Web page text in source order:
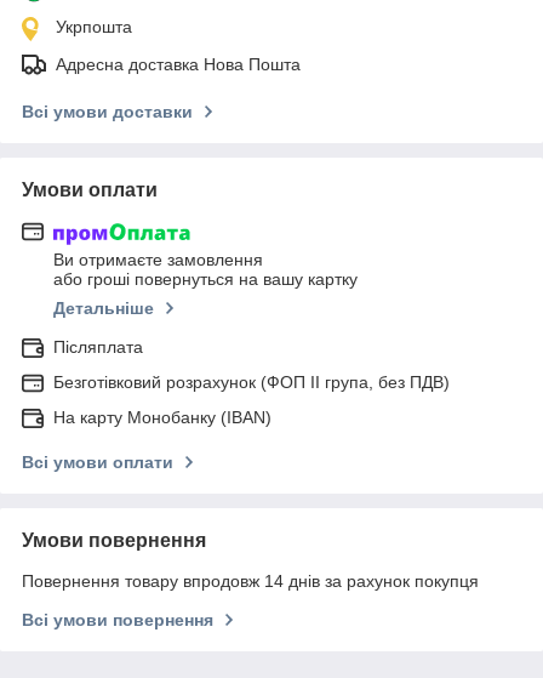
Укрпошта
Адресна доставка Нова Пошта
Всі умови доставки
Умови оплати
Ви отримаєте замовлення
або гроші повернуться на вашу картку
Детальніше
Післяплата
Безготівковий розрахунок (ФОП ІІ група, без ПДВ)
На карту Монобанку (IBAN)
Всі умови оплати
Умови повернення
Повернення товару впродовж 14 днів за рахунок покупця
Всі умови повернення